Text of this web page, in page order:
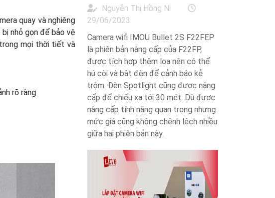
quay và nghiêng
nhỏ gọn để bảo vệ
mọi thời tiết và
rõ ràng
Nguyễn Thị Hồng Ni
29/06/2023
Camera wifi IMOU Bullet 2S F22FEP
là phiên bản nâng cấp của F22FP,
được tích hợp thêm loa nên có thể
hú còi và bật đèn để cảnh báo kẻ
trộm. Đèn Spotlight cũng được nâng
cấp để chiếu xa tới 30 mét. Dù được
nâng cấp tính năng quan trọng nhưng
mức giá cũng không chênh lệch nhiều
giữa hai phiên bản này.